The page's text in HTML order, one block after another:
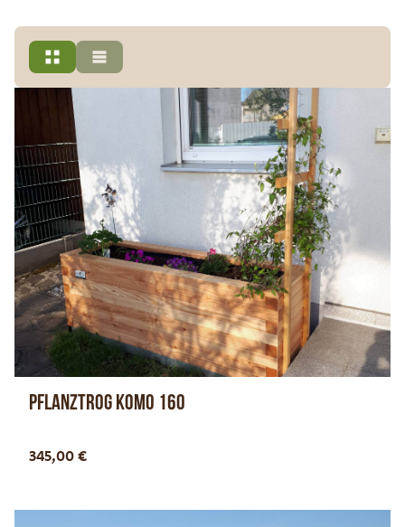
Pflanztrog KOMO 160
345,00 €